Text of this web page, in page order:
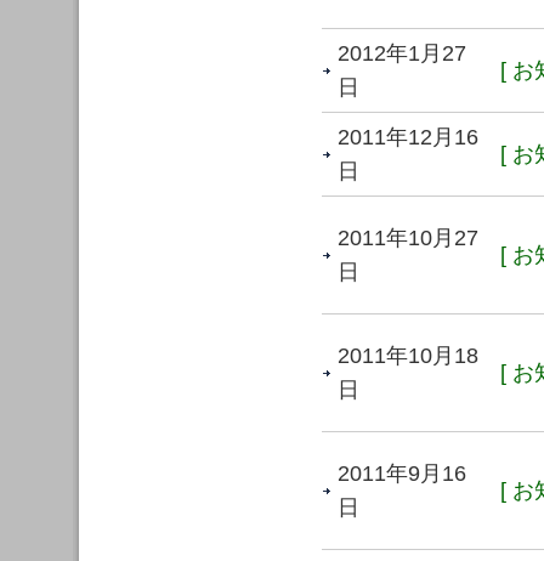
2012年1月27
日
[ お
2011年12月16
日
[ お
2011年10月27
日
[ お
2011年10月18
日
[ お
2011年9月16
日
[ お